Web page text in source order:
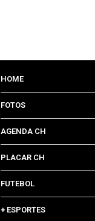
HOME
FOTOS
AGENDA CH
PLACAR CH
FUTEBOL
+ ESPORTES